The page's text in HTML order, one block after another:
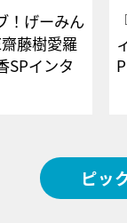
！げーみん
藤樹愛羅
SPインタ
ピッ